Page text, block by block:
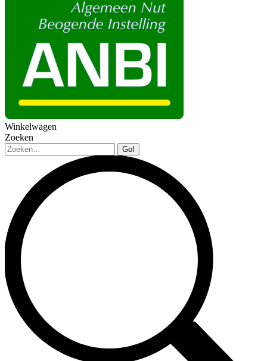
Winkelwagen
Zoeken
Zoeken: